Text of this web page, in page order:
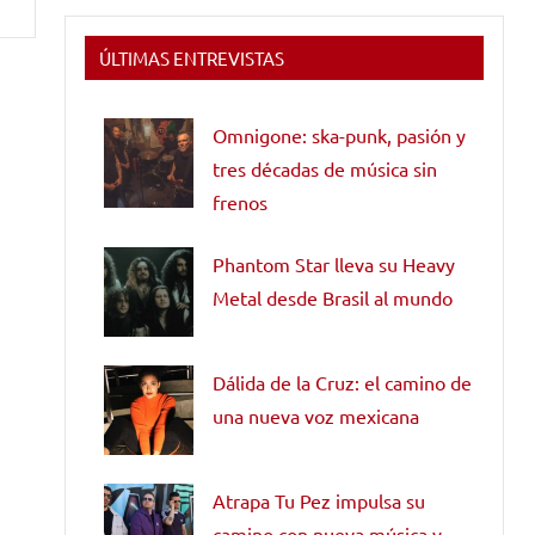
ÚLTIMAS ENTREVISTAS
Omnigone: ska-punk, pasión y
tres décadas de música sin
frenos
Phantom Star lleva su Heavy
Metal desde Brasil al mundo
Dálida de la Cruz: el camino de
una nueva voz mexicana
Atrapa Tu Pez impulsa su